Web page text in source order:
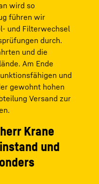
wird so
führen wir
und Filterwechsel
durch.
und die
Am Ende
und
gewohnt hohen
Versand zur
Krane
und